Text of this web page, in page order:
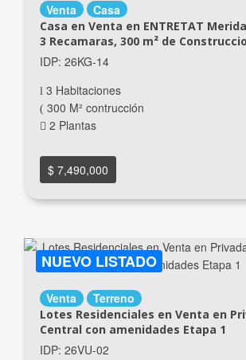
Venta Casa
Casa en Venta en ENTRETAT
3 Recamaras, 300 m² de
IDP: 26KG-14
3 Habitaciones
300 M² contrucción
2 Plantas
$ 7,490,000
NUEVO LISTADO
Venta Terreno
Lotes Residenciales en Venta en
Central con amenidades Etapa 1
IDP: 26VU-02